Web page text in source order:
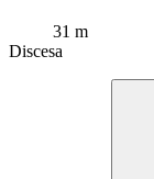
31 m
Discesa